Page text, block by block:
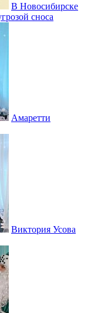
В Новосибирске
сноса
Амаретти
Виктория Усова